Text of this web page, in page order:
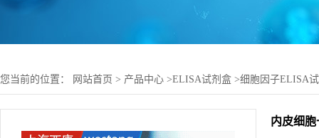
您当前的位置： 网站首页 > 产品中心 >ELISA试剂盒 >细胞因子ELISA
内皮细